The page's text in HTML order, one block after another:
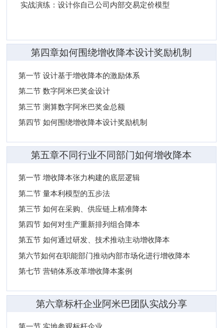
实战演练：设计你自己公司内部交易定价模型
第四章如何围绕增收降本设计奖励机制
第一节 设计基于增收降本的激励体系
第二节 数字阿米巴奖金设计
第三节 测算数字阿米巴奖金总额
第四节 如何围绕增收降本设计奖励机制
第五章不同行业不同部门如何增收降本
第一节 增收降本张力构建的底层逻辑
第二节 量本利模型的五步法
第三节 如何在采购、供应链上精准降本
第四节 如何对生产重新排列组合降本
第五节 如何通过研发、技术推动主动增收降本
第六节如何在职能部门推动内部市场化进行增收降本
第七节 营销体系改革增收降本案例
第六章标杆企业阿米巴团队实战分享